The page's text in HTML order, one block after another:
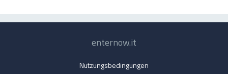
enternow.it
Nutzungsbedingungen